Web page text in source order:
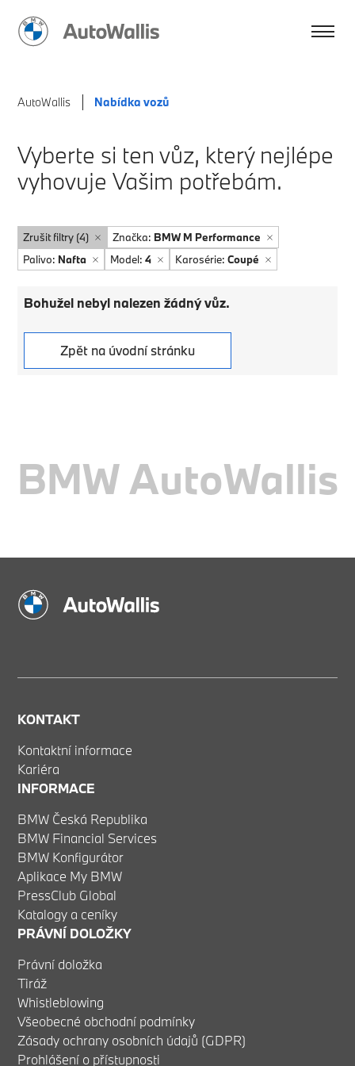
AutoWallis Nabídka vozů
Vyberte si ten vůz, který nejlépe
vyhovuje Vašim potřebám.
Zrušit filtry (4) Značka: BMW M Performance
Palivo: Nafta Model:4 Karosérie:Coupé
Bohužel nebyl nalezen žádný vůz.
Zpět na úvodní stránku
BMW AutoWallis
KONTAKT
Kontaktní informace
Kariéra
INFORMACE
BMW Česká Republika
BMW Financial Services
BMW Konfigurátor
Aplikace My BMW
PressClub Global
Katalogy a ceníky
PRÁVNÍ DOLOŽKY
Právní doložka
Tiráž
Whistleblowing
Všeobecné obchodní podmínky
Zásady ochrany osobních údajů (GDPR)
Prohlášení o přístupnosti